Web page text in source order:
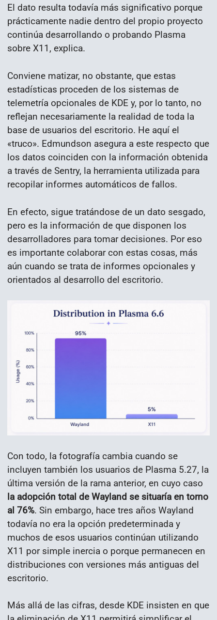
El dato resulta todavía más significativo porque
prácticamente nadie dentro del propio proyecto
continúa desarrollando o probando Plasma
sobre X11, explica.
Conviene matizar, no obstante, que estas
estadísticas proceden de los sistemas de
telemetría opcionales de KDE y, por lo tanto, no
reflejan necesariamente la realidad de toda la
base de usuarios del escritorio. He aquí el
«truco». Edmundson asegura a este respecto que
los datos coinciden con la información obtenida
a través de Sentry, la herramienta utilizada para
recopilar informes automáticos de fallos.
En efecto, sigue tratándose de un dato sesgado,
pero es la información de que disponen los
desarrolladores para tomar decisiones. Por eso
es importante colaborar con estas cosas, más
aún cuando se trata de informes opcionales y
orientados al desarrollo del escritorio.
Con todo, la fotografía cambia cuando se
incluyen también los usuarios de Plasma 5.27, la
última versión de la rama anterior, en cuyo caso
la adopción total de Wayland se situaría en torno
al 76%. Sin embargo, hace tres años Wayland
todavía no era la opción predeterminada y
muchos de esos usuarios continúan utilizando
X11 por simple inercia o porque permanecen en
distribuciones con versiones más antiguas del
escritorio.
Más allá de las cifras, desde KDE insisten en que